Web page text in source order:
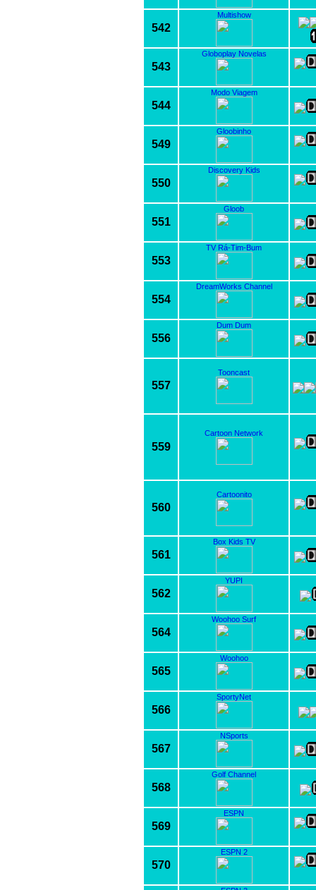
542
Multishow
543
Globoplay Novelas
544
Modo Viagem
549
Gloobinho
550
Discovery Kids
551
Gloob
553
TV Rá-Tim-Bum
554
DreamWorks Channel
556
Dum Dum
557
Tooncast
559
Cartoon Network
560
Cartoonito
561
Box Kids TV
562
YUPI
564
Woohoo Surf
565
Woohoo
566
SportyNet
567
NSports
568
Golf Channel
569
ESPN
570
ESPN 2